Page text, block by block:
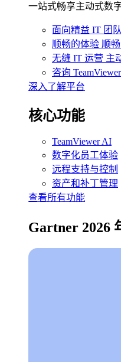
一站式畅享主动式数
面向精益 IT 团队
顺畅的体验 顺
无缝 IT 运营 主
咨询
深入了解平台
核心功能
TeamViewer AI
数字化员工体验
远程支持与控制
资产和补丁管理
查看所有功能
Gartner 2026